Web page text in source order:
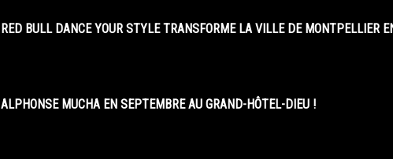
RED BULL DANCE YOUR STYLE TRANSFORME LA VILLE DE MONTPELLIER
ALPHONSE MUCHA EN SEPTEMBRE AU GRAND-HÔTEL-DIEU !